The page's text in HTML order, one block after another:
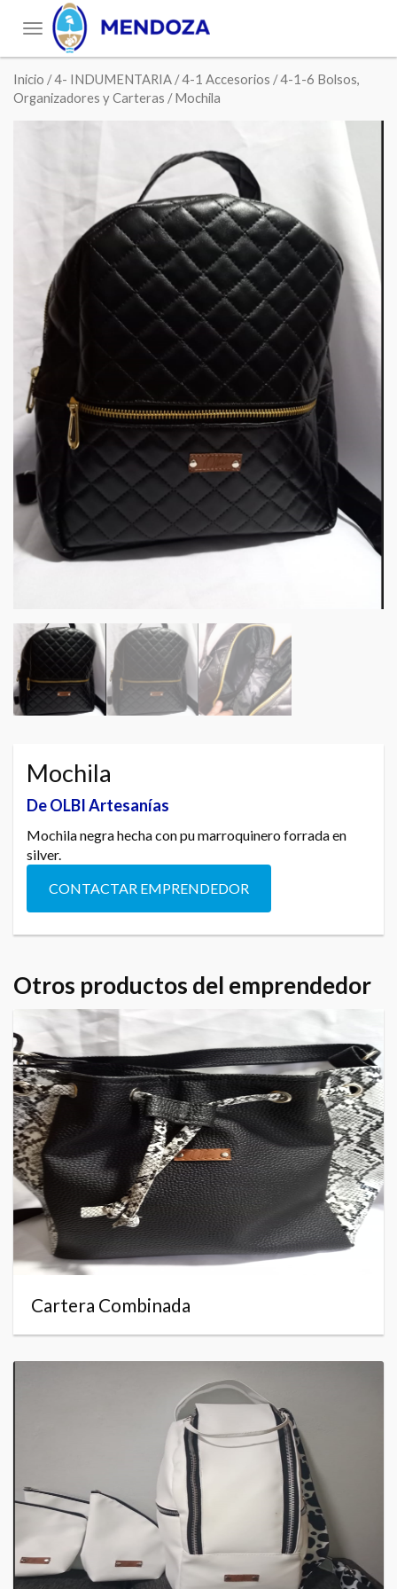
Toggle
navigation
Inicio /4- INDUMENTARIA /4-1 Accesorios /4-1-6 Bolsos,
Organizadores y Carteras / Mochila
Mochila
De OLBI Artesanías
Mochila negra hecha con pu marroquinero forrada en
silver.
CONTACTAR EMPRENDEDOR
Otros productos del emprendedor
Cartera Combinada